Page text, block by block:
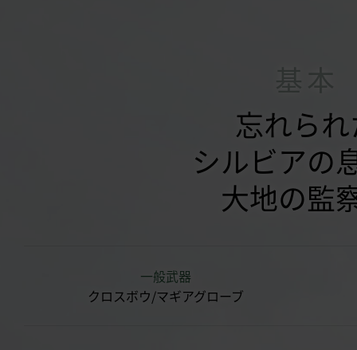
基本
忘れられ
シルビアの
大地の監
一般武器
クロスボウ/マギアグローブ